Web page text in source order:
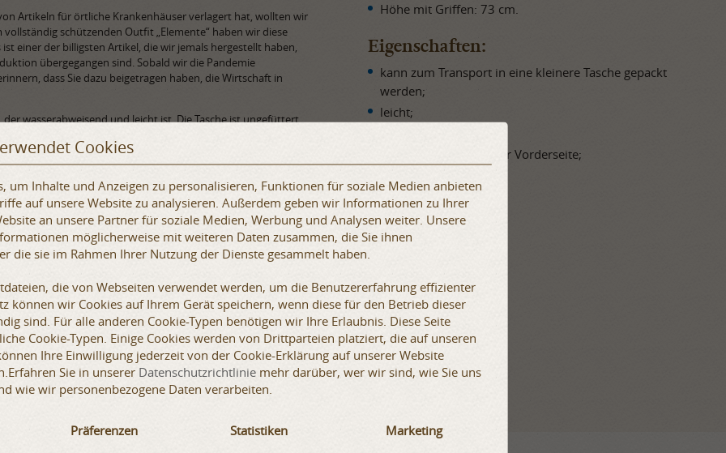
Artikeln für örtliche Krankenhäuser verlagert hat, wollten wir
schützenden Outfit „Elemente“ haben wir diese
einer der billigsten Artikel, die wir jemals hergestellt haben,
übergegangen sind. Sobald wir die Pandemie
dass Sie dazu beigetragen haben, die Wirtschaft in
wasserabweisend und leicht ist. Die Tasche ist ungefüttert
Stoff an den Griffen. Durch den dünnen Stoff lässt er sich
gibt zwei Taschen - eine befindet sich im Inneren und ist Teil
andere wird mit einer Schnur an der Tasche befestigt, in die
versehen werden kann. Auf der Vorderseite der
Seite „ArmStreet“ aufgedruckt ist.
nahe gelegenen Krieg und eine globale Rezession. Wir
unsere Mitarbeiter und deren Familien zu kümmern und mit
arbeiten, unsere Mitarbeiter so weit wie möglich zu
Gesicht zaubern. Gleichzeitig sind wir entschlossen,
Deshalb erhalten wir bei jedem Kauf dieser Tasche
Industriezweigen helfen.
sich beim Betreten der Außenwelt und halten Sie Abstand zu
dass Sie unsere Welt weiterhin am Laufen halten und die
Höhe mit Griffen: 73 cm.
Eigenschaften:
kann zum Transport in eine kleinere Tasche gepackt
werden;
leicht;
ArmStreet-Logo auf der Vorderseite;
Cookies
um Inhalte und Anzeigen zu personalisieren, Funktionen für soziale Medien anbieten
auf unsere Website zu analysieren. Außerdem geben wir Informationen zu Ihrer
an unsere Partner für soziale Medien, Werbung und Analysen weiter. Unsere
möglicherweise mit weiteren Daten zusammen, die Sie ihnen
die sie im Rahmen Ihrer Nutzung der Dienste gesammelt haben.
die von Webseiten verwendet werden, um die Benutzererfahrung effizienter
können wir Cookies auf Ihrem Gerät speichern, wenn diese für den Betrieb dieser
sind. Für alle anderen Cookie-Typen benötigen wir Ihre Erlaubnis. Diese Seite
Cookie-Typen. Einige Cookies werden von Drittparteien platziert, die auf unseren
Ihre Einwilligung jederzeit von der Cookie-Erklärung auf unserer Website
Sie in unserer Datenschutzrichtliniemehr darüber, wer wir sind, wie Sie uns
wie wir personenbezogene Daten verarbeiten.
Präferenzen Statistiken Marketing